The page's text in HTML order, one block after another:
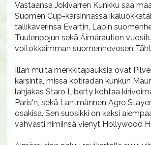
Vastaansa Jokivarren Kunkku saa
Suomen Cup-karsinnassa
tallikaverinsa Evartin, Lapin
Tuulenpojun sekä Äimäraution
voitokkaimman suomenhevosen
Illan muita merkkitapauksia ovat
karsinta, missä kotiradan kunkun
lahjakas Staro Liberty kohtaa
Paris'n, sekä Lantmännen Agro
osakisa. Sen suosikki on kaksi
vahvasti nimiinsä vienyt Hollywood